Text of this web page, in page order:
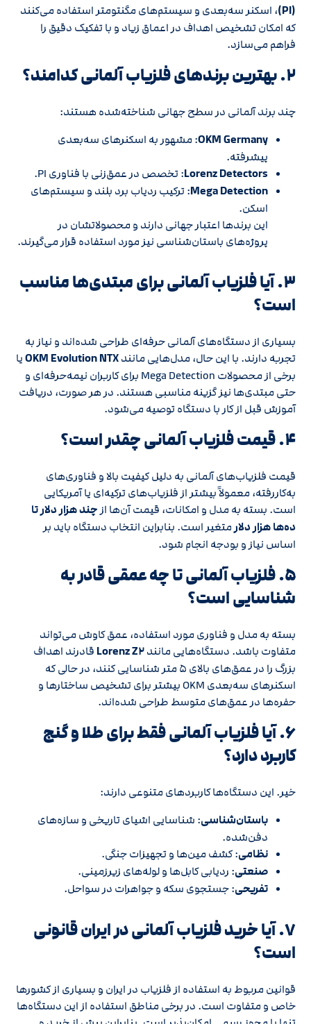
(PI)، اسکنر سه‌بعدی و سیستم‌های مگنتومتر استفاده می‌کنند
که امکان تشخیص اهداف در اعماق زیاد و با تفکیک دقیق را
فراهم می‌سازد.
۲. بهترین برندهای فلزیاب آلمانی کدامند؟
چند برند آلمانی در سطح جهانی شناخته‌شده هستند:
OKM Germany: مشهور به اسکنرهای سه‌بعدی
پیشرفته.
Lorenz Detectors: تخصص در عمق‌زنی با فناوری PI.
Mega Detection: ترکیب ردیاب برد بلند و سیستم‌های
اسکن.
این برندها اعتبار جهانی دارند و محصولاتشان در
پروژه‌های باستان‌شناسی نیز مورد استفاده قرار می‌گیرند.
۳. آیا فلزیاب آلمانی برای مبتدی‌ها مناسب
است؟
بسیاری از دستگاه‌های آلمانی حرفه‌ای طراحی شده‌اند و نیاز به
تجربه دارند. با این حال، مدل‌هایی مانندOKM Evolution NTXیا
برخی از محصولات Mega Detection برای کاربران نیمه‌حرفه‌ای و
حتی مبتدی‌ها نیز گزینه مناسبی هستند. در هر صورت، دریافت
آموزش قبل از کار با دستگاه توصیه می‌شود.
۴. قیمت فلزیاب آلمانی چقدر است؟
قیمت فلزیاب‌های آلمانی به دلیل کیفیت بالا و فناوری‌های
به‌کاررفته، معمولاً بیشتر از فلزیاب‌های ترکیه‌ای یا آمریکایی
است. بسته به مدل و امکانات، قیمت آن‌ها از چند هزار دلار تا
ده‌ها هزار دلارمتغیر است. بنابراین انتخاب دستگاه باید بر
اساس نیاز و بودجه انجام شود.
۵. فلزیاب آلمانی تا چه عمقی قادر به
شناسایی است؟
بسته به مدل و فناوری مورد استفاده، عمق کاوش می‌تواند
متفاوت باشد. دستگاه‌هایی مانندLorenz Z۲ قادرند اهداف
بزرگ را در عمق‌های بالای ۵ متر شناسایی کنند، در حالی که
اسکنرهای سه‌بعدی OKM بیشتر برای تشخیص ساختارها و
حفره‌ها در عمق‌های متوسط طراحی شده‌اند.
۶. آیا فلزیاب آلمانی فقط برای طلا و گنج
کاربرد دارد؟
خیر. این دستگاه‌ها کاربردهای متنوعی دارند:
باستان‌شناسی: شناسایی اشیای تاریخی و سازه‌های
دفن‌شده.
نظامی: کشف مین‌ها و تجهیزات جنگی.
صنعتی: ردیابی کابل‌ها و لوله‌های زیرزمینی.
تفریحی: جستجوی سکه و جواهرات در سواحل.
۷. آیا خرید فلزیاب آلمانی در ایران قانونی
است؟
قوانین مربوط به استفاده از فلزیاب در ایران و بسیاری از کشورها
خاص و متفاوت است. در برخی مناطق استفاده از این دستگاه‌ها